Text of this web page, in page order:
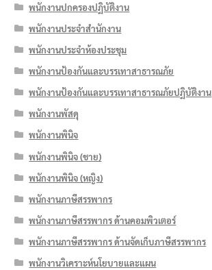
พนักงานปกครองปฏิบัติงาน
พนักงานประจำสำนักงาน
พนักงานประจำห้องประชุม
พนักงานป้องกันและบรรเทาสาธารณภัย
พนักงานป้องกันและบรรเทาสาธารณภัยปฏิบัติงาน
พนักงานพัสดุ
พนักงานพินิจ
พนักงานพินิจ (ชาย)
พนักงานพินิจ (หญิง)
พนักงานภาษีสรรพากร
พนักงานภาษีสรรพากร ด้านคอมพิวเตอร์
พนักงานภาษีสรรพากร ด้านจัดเก็บภาษีสรรพากร
พนักงานวิเคราะห์นโยบายและแผน